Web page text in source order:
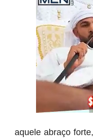
aquele abraço